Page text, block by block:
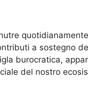
a sostegno
burocratica,
del nostro